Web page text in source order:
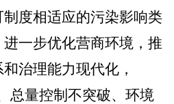
度相适应的污染影响类
一步优化营商环境，推
治理能力现代化，
总量控制不突破、环境